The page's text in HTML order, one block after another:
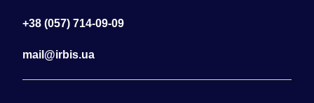
+38 (057) 714-09-09
mail@irbis.ua